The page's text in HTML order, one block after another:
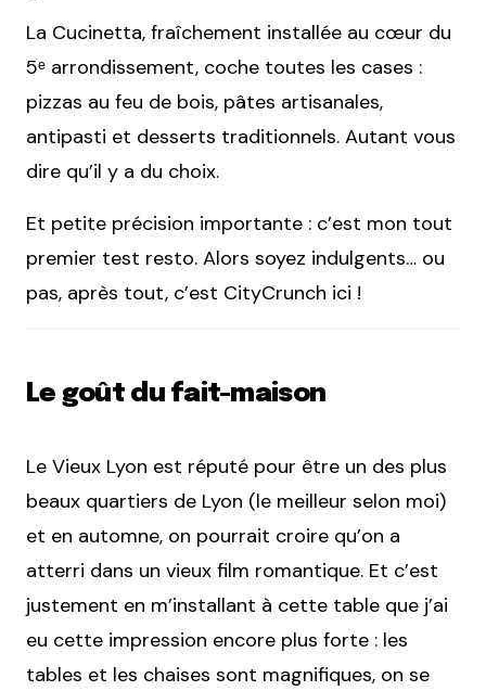
La Cucinetta, fraîchement installée au cœur du
5ᵉ arrondissement, coche toutes les cases :
pizzas au feu de bois, pâtes artisanales,
antipasti et desserts traditionnels. Autant vous
dire qu’il y a du choix.
Et petite précision importante : c’est mon tout
premier test resto. Alors soyez indulgents… ou
pas, après tout, c’est CityCrunch ici !
Le goût du fait-maison
Le Vieux Lyon est réputé pour être un des plus
beaux quartiers de Lyon (le meilleur selon moi)
et en automne, on pourrait croire qu’on a
atterri dans un vieux film romantique. Et c’est
justement en m’installant à cette table que j’ai
eu cette impression encore plus forte : les
tables et les chaises sont magnifiques, on se